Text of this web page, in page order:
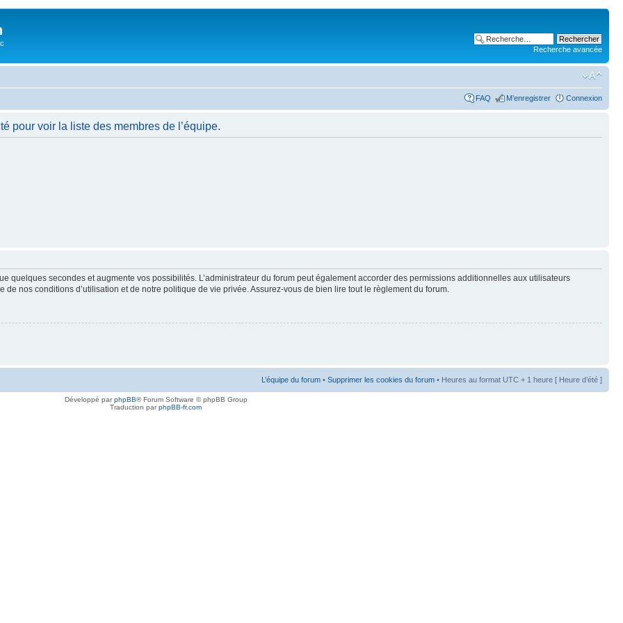
Recherche avancée
FAQ M’enregistrer Connexion
pour voir la liste des membres de l’équipe.
quelques secondes et augmente vos possibilités. L’administrateur du forum peut également accorder des permissions additionnelles aux utilisateurs
nos conditions d’utilisation et de notre politique de vie privée. Assurez-vous de bien lire tout le règlement du forum.
L’équipe du forum • Supprimer les cookies du forum • Heures au format UTC + 1 heure [ Heure d’été ]
Développé parphpBB® Forum Software © phpBB Group
Traduction parphpBB-fr.com